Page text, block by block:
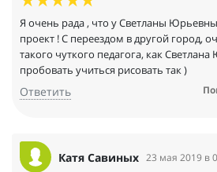
Я очень рада , что у Светланы
проект ! С переездом в другой город,
такого чуткого педагога, как
пробовать учиться рисовать так )
Ответить
Катя Савиных 23 мая 2019 в